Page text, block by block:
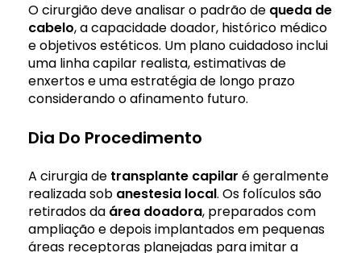
O cirurgião deve analisar o padrão de queda de
cabelo, a capacidade doador, histórico médico
e objetivos estéticos. Um plano cuidadoso inclui
uma linha capilar realista, estimativas de
enxertos e uma estratégia de longo prazo
considerando o afinamento futuro.
Dia Do Procedimento
A cirurgia de transplante capilar é geralmente
realizada sob anestesia local. Os folículos são
retirados da área doadora, preparados com
ampliação e depois implantados em pequenas
áreas receptoras planejadas para imitar a